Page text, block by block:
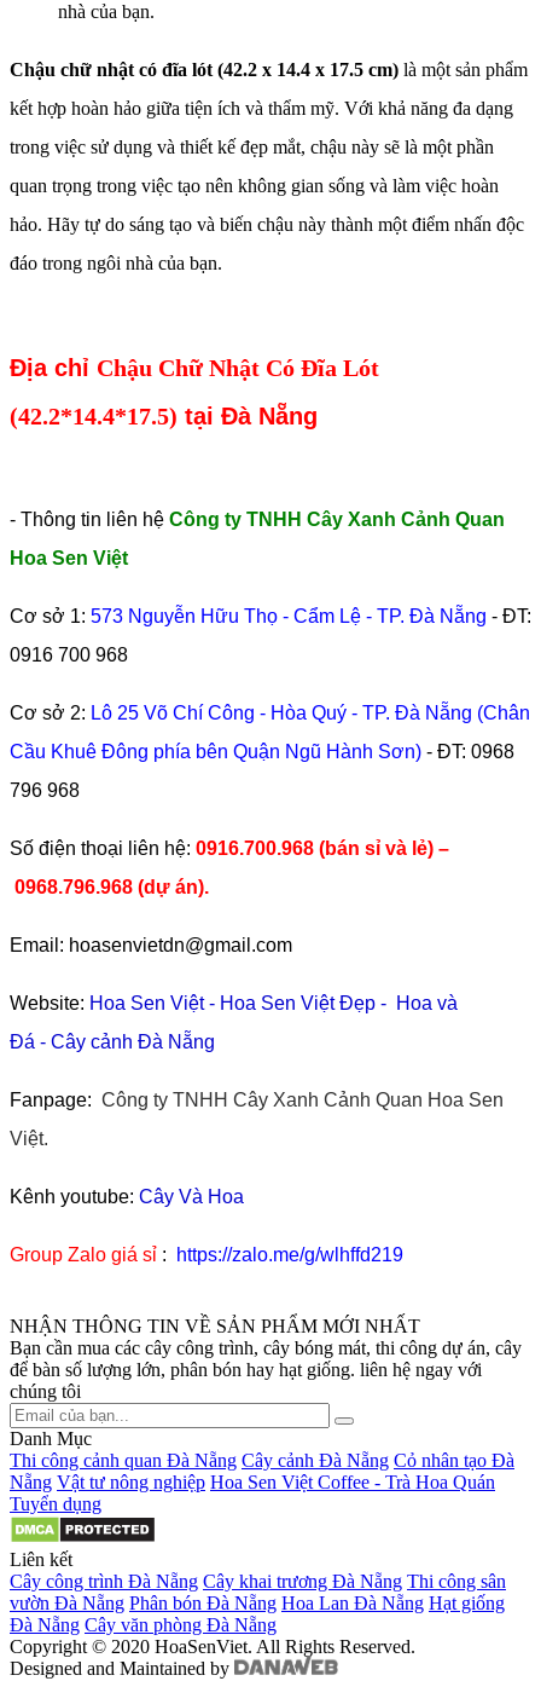
nhà của bạn.
Chậu chữ nhật có đĩa lót (42.2 x 14.4 x 17.5 cm) là một sản phẩm
kết hợp hoàn hảo giữa tiện ích và thẩm mỹ. Với khả năng đa dạng
trong việc sử dụng và thiết kế đẹp mắt, chậu này sẽ là một phần
quan trọng trong việc tạo nên không gian sống và làm việc hoàn
hảo. Hãy tự do sáng tạo và biến chậu này thành một điểm nhấn độc
đáo trong ngôi nhà của bạn.
Địa chỉ Chậu Chữ Nhật Có Đĩa Lót
(42.2*14.4*17.5) tại Đà Nẵng
- Thông tin liên hệ Công ty TNHH Cây Xanh Cảnh Quan
Hoa Sen Việt
Cơ sở 1: 573 Nguyễn Hữu Thọ - Cẩm Lệ - TP. Đà Nẵng - ĐT:
0916 700 968
Cơ sở 2: Lô 25 Võ Chí Công - Hòa Quý - TP. Đà Nẵng (Chân
Cầu Khuê Đông phía bên Quận Ngũ Hành Sơn) - ĐT: 0968
796 968
​Số điện thoại liên hệ: 0916.700.968 (bán sỉ và lẻ) –
0968.796.968 (dự án).
Email: hoasenvietdn@gmail.com
Website: Hoa Sen Việt- Hoa Sen Việt Đẹp - Hoa và
Đá - Cây cảnh Đà Nẵng
Fanpage: Công ty TNHH Cây Xanh Cảnh Quan Hoa Sen
Việt.
Kênh youtube: Cây Và Hoa
Group Zalo giá sỉ : https://zalo.me/g/wlhffd219
NHẬN THÔNG TIN VỀ SẢN PHẨM MỚI NHẤT
Bạn cần mua các cây công trình, cây bóng mát, thi công dự án, cây
để bàn số lượng lớn, phân bón hay hạt giống. liên hệ ngay với
chúng tôi
Danh Mục
Thi công cảnh quan Đà Nẵng Cây cảnh Đà Nẵng Cỏ nhân tạo Đà
Nẵng Vật tư nông nghiệp Hoa Sen Việt Coffee - Trà Hoa Quán
Tuyển dụng
Liên kết
Cây công trình Đà Nẵng Cây khai trương Đà Nẵng Thi công sân
vườn Đà Nẵng Phân bón Đà Nẵng Hoa Lan Đà Nẵng Hạt giống
Đà Nẵng Cây văn phòng Đà Nẵng
Copyright © 2020 HoaSenViet. All Rights Reserved.
Designed and Maintained by